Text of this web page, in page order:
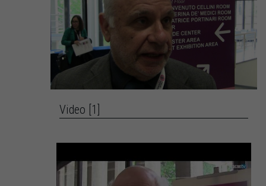
Video [1]